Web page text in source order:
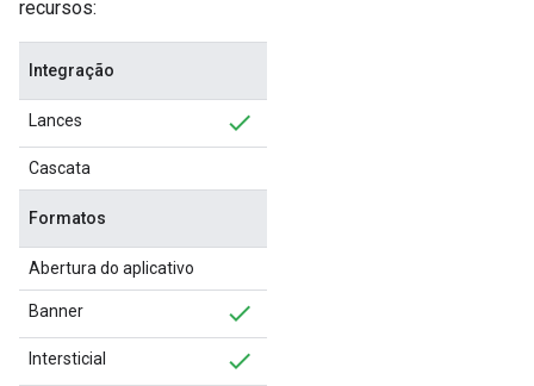
recursos:
Integração
Lances
Cascata
Formatos
Abertura do aplicativo
Banner
Intersticial